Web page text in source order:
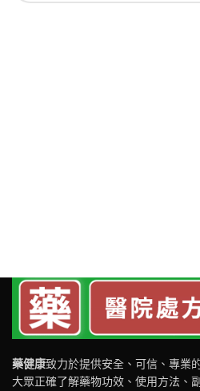
藥健康致力於提供安全、可信、專業
大眾正確了解藥物功效、使用方法、